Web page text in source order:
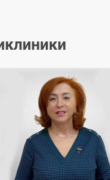
Мы постоянно
необходимую и
Наша главная цель -
содействовать
технологии и